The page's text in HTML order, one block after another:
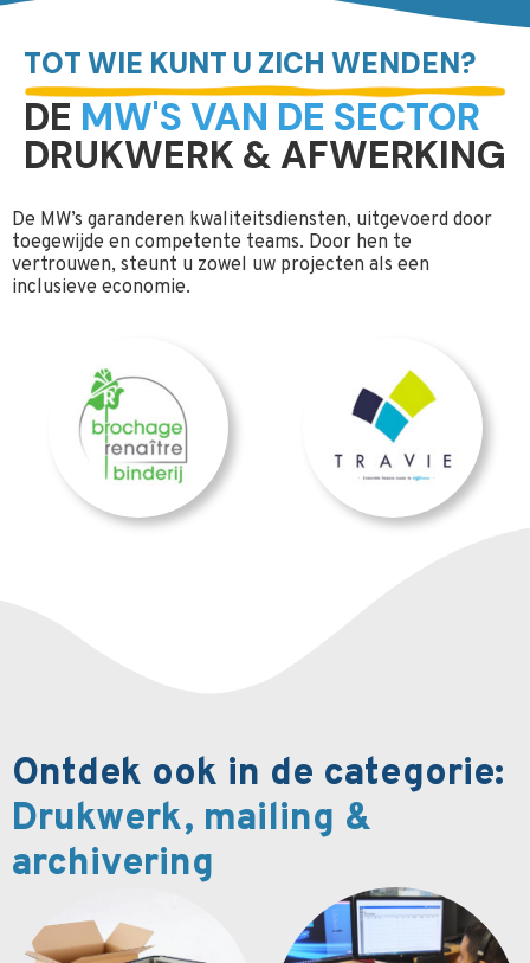
TOT WIE KUNT U ZICH WENDEN?
DE MW'S VAN DE SECTOR
DRUKWERK & AFWERKING
De MW’s garanderen kwaliteitsdiensten, uitgevoerd door
toegewijde en competente teams. Door hen te
vertrouwen, steunt u zowel uw projecten als een
inclusieve economie.
Ontdek ook in de categorie:
Drukwerk, mailing &
archivering